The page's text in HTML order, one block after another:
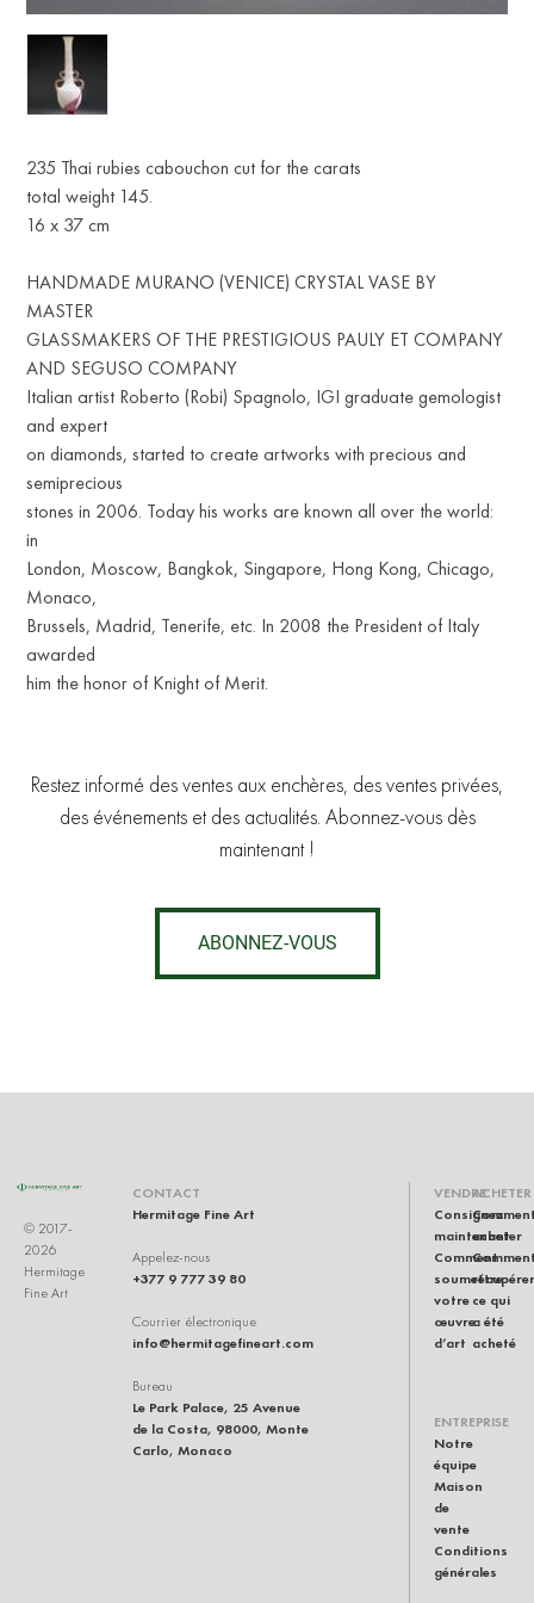
235 Thai rubies cabouchon cut for the carats
total weight 145.
16 x 37 cm
HANDMADE MURANO (VENICE) CRYSTAL VASE BY
MASTER
GLASSMAKERS OF THE PRESTIGIOUS PAULY ET COMPANY
AND SEGUSO COMPANY
Italian artist Roberto (Robi) Spagnolo, IGI graduate gemologist
and expert
on diamonds, started to create artworks with precious and
semiprecious
stones in 2006. Today his works are known all over the world:
in
London, Moscow, Bangkok, Singapore, Hong Kong, Chicago,
Monaco,
Brussels, Madrid, Tenerife, etc. In 2008 the President of Italy
awarded
him the honor of Knight of Merit.
Restez informé des ventes aux enchères, des ventes privées,
des événements et des actualités. Abonnez-vous dès
maintenant !
ABONNEZ-VOUS
© 2017-
2026
Hermitage
Fine Art
CONTACT
Hermitage Fine Art
Appelez-nous
+377 9 777 39 80
Courrier électronique
info@hermitagefineart.com
Bureau
Le Park Palace, 25 Avenue
de la Costa, 98000, Monte
Carlo, Monaco
VENDRE
Consignez
maintenant
Comment
soumettre
votre
œuvre
d’art
ACHETER
acheter
récupérer
ce qui
a été
acheté
ENTREPRISE
Notre
équipe
Maison
de
vente
Conditions
générales